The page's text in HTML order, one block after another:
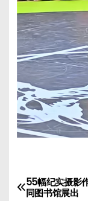
文55幅纪实摄影
同图书馆展出